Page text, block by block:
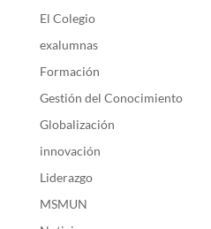
El Colegio
exalumnas
Formación
Gestión del Conocimiento
Globalización
innovación
Liderazgo
MSMUN